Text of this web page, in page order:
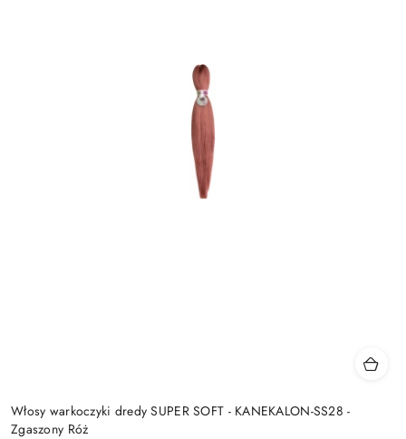
Włosy warkoczyki dredy SUPER SOFT - KANEKALON-SS28 -
Zgaszony Róż